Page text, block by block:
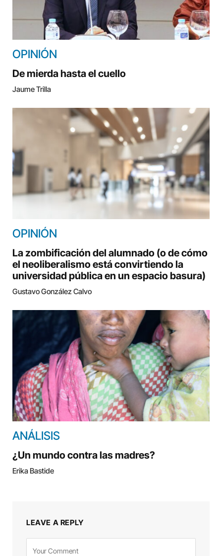
OPINIÓN
De mierda hasta el cuello
Jaume Trilla
OPINIÓN
La zombificación del alumnado (o de cómo
el neoliberalismo está convirtiendo la
universidad pública en un espacio basura)
Gustavo González Calvo
ANÁLISIS
¿Un mundo contra las madres?
Erika Bastide
LEAVE A REPLY